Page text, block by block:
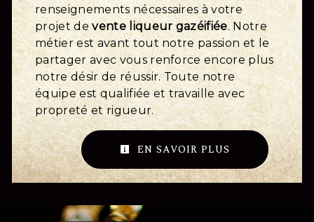
renseignements nécessaires à votre
projet devente liqueur gazéifiée. Notre
métier est avant tout notre passion et le
partager avec vous renforce encore plus
notre désir de réussir. Toute notre
équipe est qualifiée et travaille avec
propreté et rigueur.
EN SAVOIR PLUS